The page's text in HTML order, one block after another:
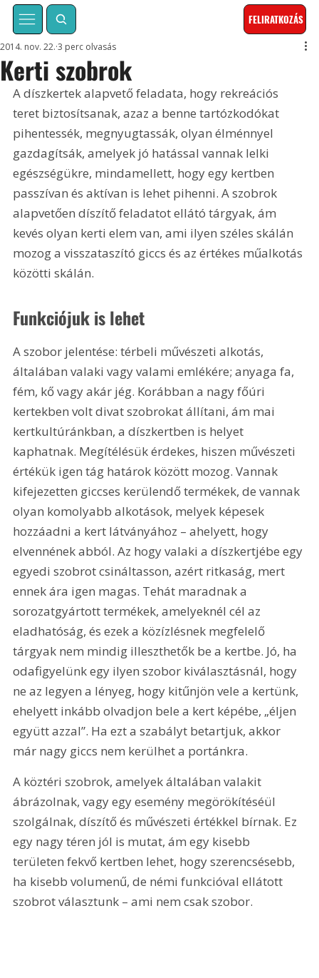
FELIRATKOZÁS
Kerti szobrok
2014. nov. 22. 3 perc olvasás
A díszkertek alapvető feladata, hogy rekreációs
teret biztosítsanak, azaz a benne tartózkodókat
pihentessék, megnyugtassák, olyan élménnyel
gazdagítsák, amelyek jó hatással vannak lelki
egészségükre, mindamellett, hogy egy kertben
passzívan és aktívan is lehet pihenni. A szobrok
alapvetően díszítő feladatot ellátó tárgyak, ám
kevés olyan kerti elem van, ami ilyen széles skálán
mozog a visszataszító giccs és az értékes műalkotás
közötti skálán.
Funkciójuk is lehet
A szobor jelentése: térbeli művészeti alkotás,
általában valaki vagy valami emlékére; anyaga fa,
fém, kő vagy akár jég. Korábban a nagy főúri
kertekben volt divat szobrokat állítani, ám mai
kertkultúránkban, a díszkertben is helyet
kaphatnak. Megítélésük érdekes, hiszen művészeti
értékük igen tág határok között mozog. Vannak
kifejezetten giccses kerülendő termékek, de vannak
olyan komolyabb alkotások, melyek képesek
hozzáadni a kert látványához – ahelyett, hogy
elvennének abból. Az hogy valaki a díszkertjébe egy
egyedi szobrot csináltasson, azért ritkaság, mert
ennek ára igen magas. Tehát maradnak a
sorozatgyártott termékek, amelyeknél cél az
eladhatóság, és ezek a közízlésnek megfelelő
tárgyak nem mindig illeszthetők be a kertbe. Jó, ha
odafigyelünk egy ilyen szobor kiválasztásnál, hogy
ne az legyen a lényeg, hogy kitűnjön vele a kertünk,
ehelyett inkább olvadjon bele a kert képébe, „éljen
együtt azzal”. Ha ezt a szabályt betartjuk, akkor
már nagy giccs nem kerülhet a portánkra.
A köztéri szobrok, amelyek általában valakit
ábrázolnak, vagy egy esemény megörökítéséül
szolgálnak, díszítő és művészeti értékkel bírnak. Ez
egy nagy téren jól is mutat, ám egy kisebb
területen fekvő kertben lehet, hogy szerencsésebb,
ha kisebb volumenű, de némi funkcióval ellátott
szobrot választunk – ami nem csak szobor.